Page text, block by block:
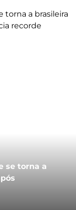
se torna a